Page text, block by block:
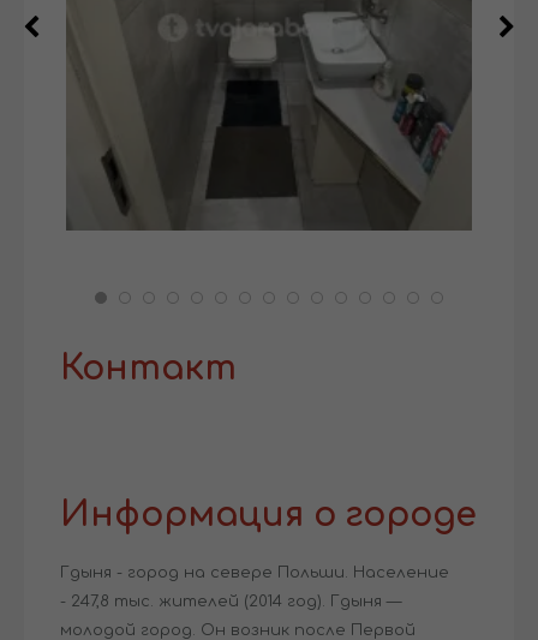
Контакт
Информация о городе
Гдыня - город на севере Польши. Население
- 247,8 тыс. жителей (2014 год). Гдыня —
молодой город. Он возник после Первой